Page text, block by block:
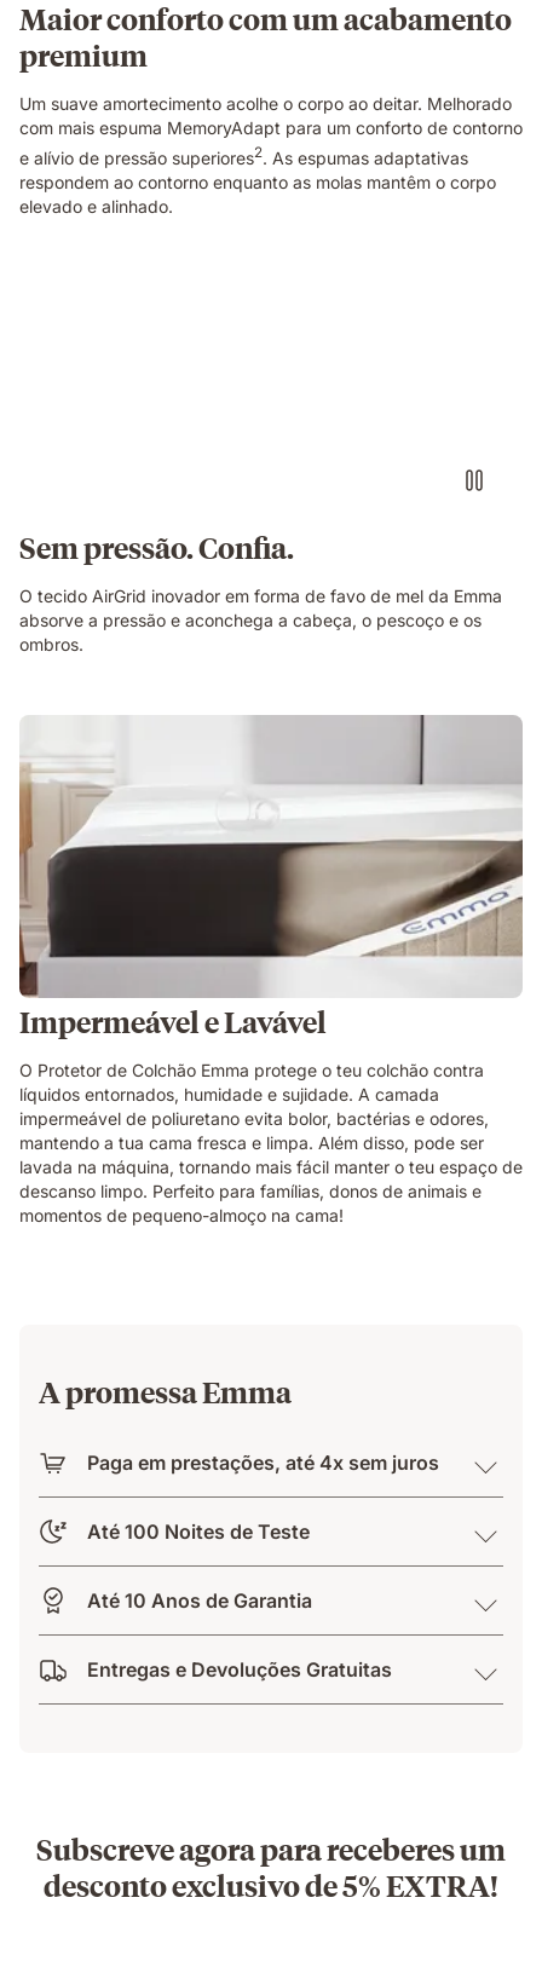
cada
lado.
Maior conforto com um acabamento
premium
Um suave amortecimento acolhe o corpo ao deitar. Melhorado
com mais espuma MemoryAdapt para um conforto de contorno
e alívio de pressão superiores2. As espumas adaptativas
respondem ao contorno enquanto as molas mantêm o corpo
elevado e alinhado.
Sem pressão. Confia.
O tecido AirGrid inovador em forma de favo de mel da Emma
absorve a pressão e aconchega a cabeça, o pescoço e os
ombros.
Impermeável e Lavável
O Protetor de Colchão Emma protege o teu colchão contra
líquidos entornados, humidade e sujidade. A camada
impermeável de poliuretano evita bolor, bactérias e odores,
mantendo a tua cama fresca e limpa. Além disso, pode ser
lavada na máquina, tornando mais fácil manter o teu espaço de
descanso limpo. Perfeito para famílias, donos de animais e
momentos de pequeno-almoço na cama!
A promessa Emma
Paga em prestações, até 4x sem juros
Até 100 Noites de Teste
Até 10 Anos de Garantia
Entregas e Devoluções Gratuitas
Subscreve agora para receberes um
desconto exclusivo de 5% EXTRA!